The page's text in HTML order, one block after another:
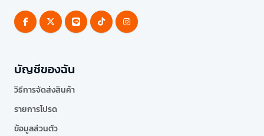
บัญชีของฉัน
วิธีการจัดส่งสินค้า
รายการโปรด
ข้อมูลส่วนตัว